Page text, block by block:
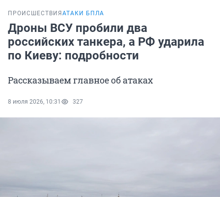
ПРОИСШЕСТВИЯ АТАКИ БПЛА
Дроны ВСУ пробили два
российских танкера, а РФ ударила
по Киеву: подробности
Рассказываем главное об атаках
8 июля 2026, 10:31 327